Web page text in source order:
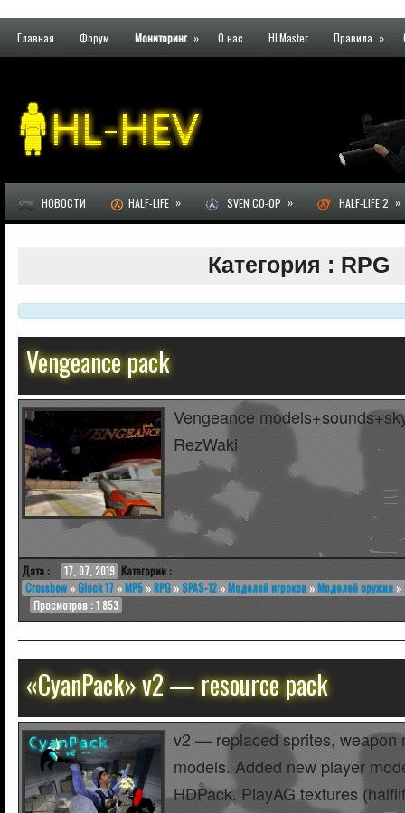
Главная Форум Мониторинг » О нас HLMaster Правила »
НОВОСТИ HALF-LIFE » SVEN CO-OP » HALF-LIFE 2 »
Категория : RPG
Vengeance pack
Vengeance
RezWaki
Дата : 17, 07, 2019 Категории :
Crossbow »Glock 17 »MP5 »RPG »SPAS-12 »Моделей игроков »Моделей оружия »
Просмотров : 1 853
«CyanPack» v2 — resource pack
v2 — replaced sprites, weapon
models. Added new player
HDPack. PlayAG textures